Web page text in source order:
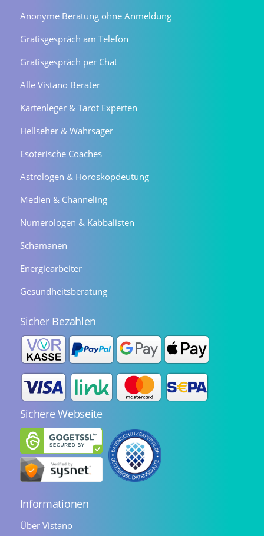
Anonyme Beratung ohne Anmeldung
Gratisgespräch am Telefon
Gratisgespräch per Chat
Alle Vistano Berater
Kartenleger & Tarot Experten
Hellseher & Wahrsager
Esoterische Coaches
Astrologen & Horoskopdeutung
Medien & Channeling
Numerologen & Kabbalisten
Schamanen
Energiearbeiter
Gesundheitsberatung
Sicher Bezahlen
Sichere Webseite
Informationen
Über Vistano